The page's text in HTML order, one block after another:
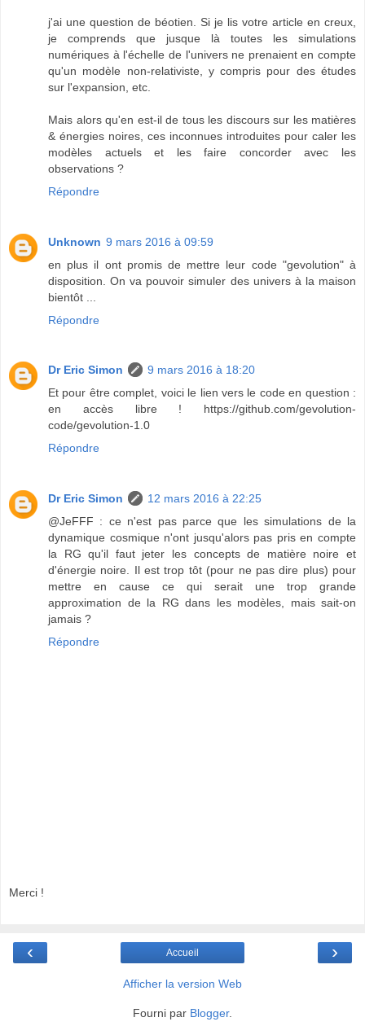
j'ai une question de béotien. Si je lis votre article en creux,
je comprends que jusque là toutes les simulations
numériques à l'échelle de l'univers ne prenaient en compte
qu'un modèle non-relativiste, y compris pour des études
sur l'expansion, etc.
Mais alors qu'en est-il de tous les discours sur les matières
& énergies noires, ces inconnues introduites pour caler les
modèles actuels et les faire concorder avec les
observations ?
Répondre
Unknown 9 mars 2016 à 09:59
en plus il ont promis de mettre leur code "gevolution" à
disposition. On va pouvoir simuler des univers à la maison
bientôt ...
Répondre
Dr Eric Simon
9 mars 2016 à 18:20
Et pour être complet, voici le lien vers le code en question :
en accès libre ! https://github.com/gevolution-
code/gevolution-1.0
Répondre
Dr Eric Simon
12 mars 2016 à 22:25
@JeFFF : ce n'est pas parce que les simulations de la
dynamique cosmique n'ont jusqu'alors pas pris en compte
la RG qu'il faut jeter les concepts de matière noire et
d'énergie noire. Il est trop tôt (pour ne pas dire plus) pour
mettre en cause ce qui serait une trop grande
approximation de la RG dans les modèles, mais sait-on
jamais ?
Répondre
Merci !
‹ ›
Accueil
Afficher la version Web
Fourni par Blogger.